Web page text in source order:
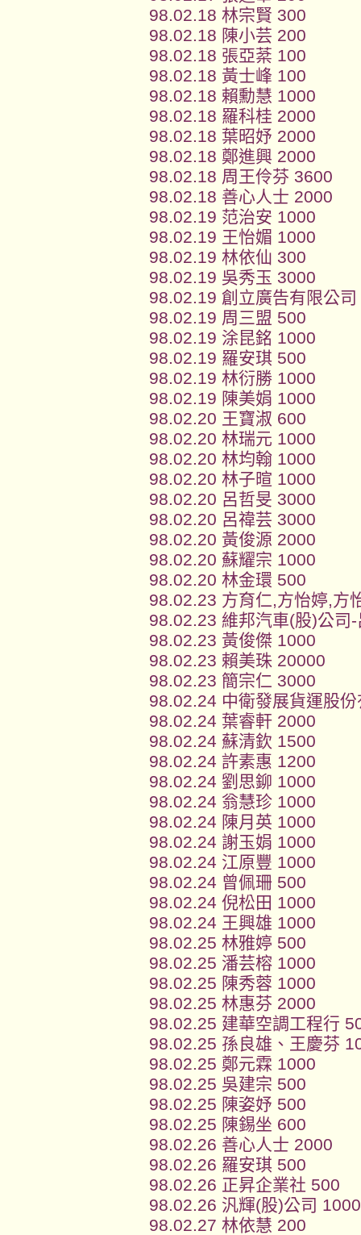
98.02.18 林宗賢 300
98.02.18 陳小芸 200
98.02.18 張亞棻 100
98.02.18 黃士峰 100
98.02.18 賴勳慧 1000
98.02.18 羅科桂 2000
98.02.18 葉昭妤 2000
98.02.18 鄭進興 2000
98.02.18 周王伶芬 3600
98.02.18 善心人士 2000
98.02.19 范治安 1000
98.02.19 王怡媚 1000
98.02.19 林依仙 300
98.02.19 吳秀玉 3000
98.02.19 創立廣告有限公
98.02.19 周三盟 500
98.02.19 涂昆銘 1000
98.02.19 羅安琪 500
98.02.19 林衍勝 1000
98.02.19 陳美娟 1000
98.02.20 王寶淑 600
98.02.20 林瑞元 1000
98.02.20 林均翰 1000
98.02.20 林子暄 1000
98.02.20 呂哲旻 3000
98.02.20 呂禕芸 3000
98.02.20 黃俊源 2000
98.02.20 蘇耀宗 1000
98.02.20 林金環 500
98.02.23 方育仁,方怡婷,方
98.02.23 維邦汽車(股)公司
98.02.23 黃俊傑 1000
98.02.23 賴美珠 20000
98.02.23 簡宗仁 3000
98.02.24 中衛發展貨運股
98.02.24 葉睿軒 2000
98.02.24 蘇清欽 1500
98.02.24 許素惠 1200
98.02.24 劉思鉚 1000
98.02.24 翁慧珍 1000
98.02.24 陳月英 1000
98.02.24 謝玉娟 1000
98.02.24 江原豐 1000
98.02.24 曾佩珊 500
98.02.24 倪松田 1000
98.02.24 王興雄 1000
98.02.25 林雅婷 500
98.02.25 潘芸榕 1000
98.02.25 陳秀蓉 1000
98.02.25 林惠芬 2000
98.02.25 建華空調工程行
98.02.25 孫良雄、王慶芬
98.02.25 鄭元霖 1000
98.02.25 吳建宗 500
98.02.25 陳姿妤 500
98.02.25 陳錫坐 600
98.02.26 善心人士 2000
98.02.26 羅安琪 500
98.02.26 正昇企業社 500
98.02.26 汎輝(股)公司 1000
98.02.27 林依慧 200